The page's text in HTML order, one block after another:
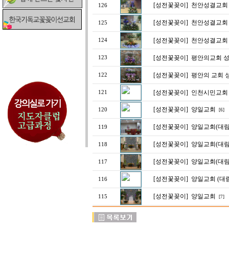
126 [성전꽃꽂이] 천안성결교회
125 [성전꽃꽂이] 천안성결교회
124 [성전꽃꽂이] 천안성결교회
123 [성전꽃꽂이] 평안의교회
122 [성전꽃꽂이] 평안의 교회
121 [성전꽃꽂이] 인천시민교회
120 [성전꽃꽂이] 양일교회 [6]
119 [성전꽃꽂이] 양일교회(대
118 [성전꽃꽂이] 양일교회(대
117 [성전꽃꽂이] 양일교회(대
116 [성전꽃꽂이] 양일교회 (대
115 [성전꽃꽂이] 양일교회 [7]